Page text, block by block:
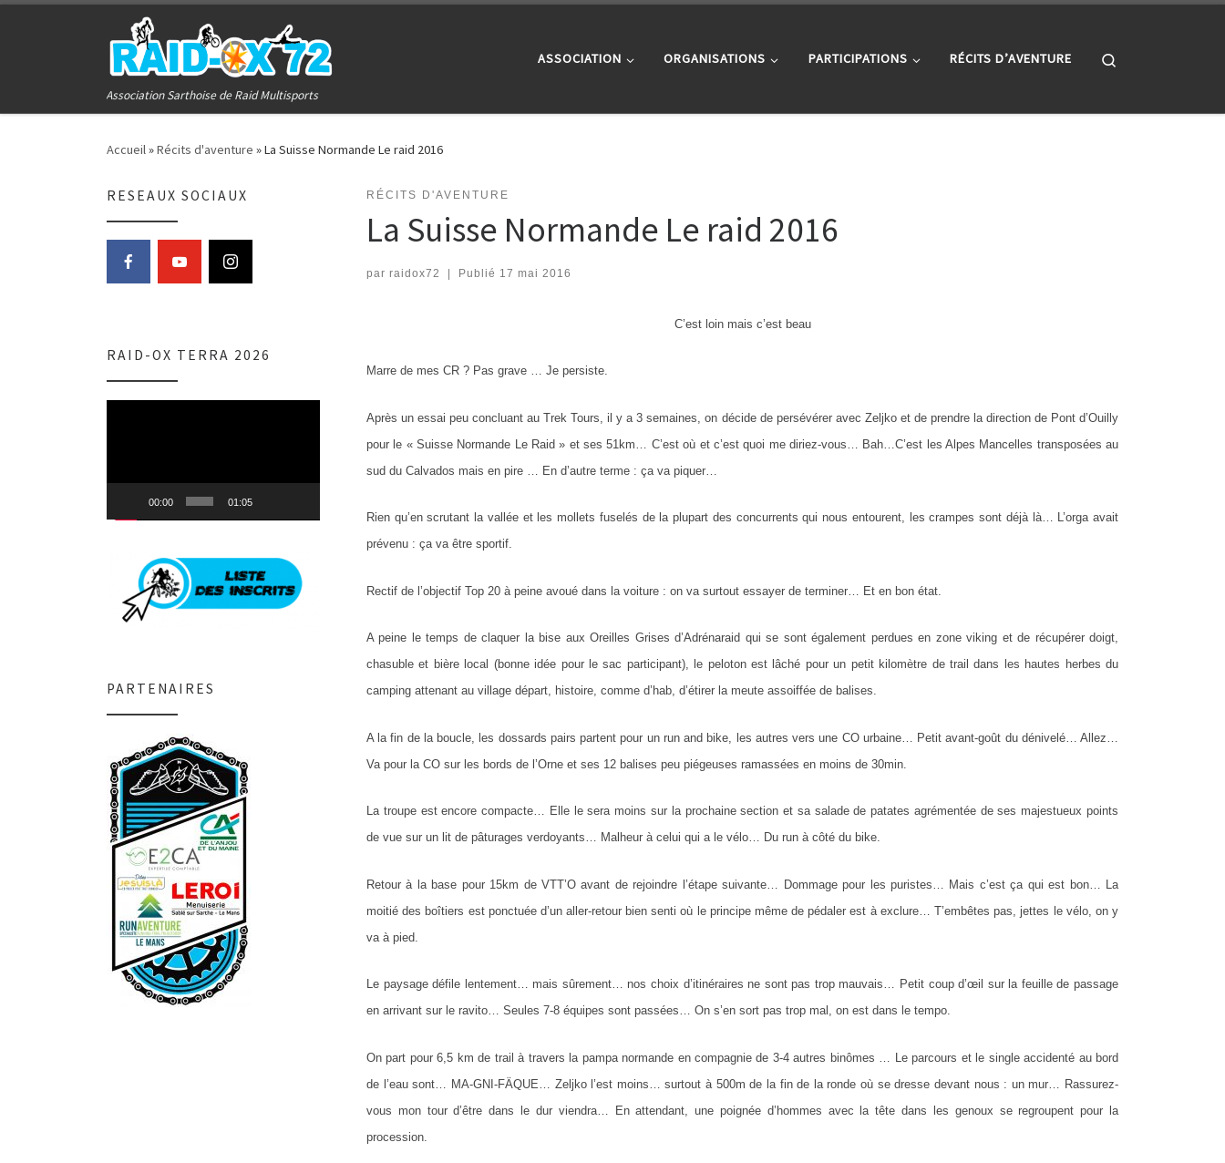
Association Sarthoise de Raid Multisports
ASSOCIATION ORGANISATIONS PARTICIPATIONS RÉCITS D’AVENTURE
Accueil»Récits d'aventure »La Suisse Normande Le raid 2016
RÉCITS D'AVENTURE
La Suisse Normande Le raid 2016
par raidox72 | Publié 17 mai 2016
C’est loin mais c’est beau
Marre de mes CR ? Pas grave … Je persiste.
Après un essai peu concluant au Trek Tours, il y a 3 semaines, on décide de persévérer avec Zeljko et de prendre la direction de Pont d’Ouilly
pour le « Suisse Normande Le Raid » et ses 51km… C’est où et c’est quoi me diriez-vous… Bah…C’est les Alpes Mancelles transposées au
sud du Calvados mais en pire … En d’autre terme : ça va piquer…
Rien qu’en scrutant la vallée et les mollets fuselés de la plupart des concurrents qui nous entourent, les crampes sont déjà là… L’orga avait
prévenu : ça va être sportif.
Rectif de l’objectif Top 20 à peine avoué dans la voiture : on va surtout essayer de terminer… Et en bon état.
A peine le temps de claquer la bise aux Oreilles Grises d’Adrénaraid qui se sont également perdues en zone viking et de récupérer doigt,
chasuble et bière local (bonne idée pour le sac participant), le peloton est lâché pour un petit kilomètre de trail dans les hautes herbes du
camping attenant au village départ, histoire, comme d’hab, d’étirer la meute assoiffée de balises.
A la fin de la boucle, les dossards pairs partent pour un run and bike, les autres vers une CO urbaine… Petit avant-goût du dénivelé… Allez…
Va pour la CO sur les bords de l’Orne et ses 12 balises peu piégeuses ramassées en moins de 30min.
La troupe est encore compacte… Elle le sera moins sur la prochaine section et sa salade de patates agrémentée de ses majestueux points
de vue sur un lit de pâturages verdoyants… Malheur à celui qui a le vélo… Du run à côté du bike.
Retour à la base pour 15km de VTT’O avant de rejoindre l’étape suivante… Dommage pour les puristes… Mais c’est ça qui est bon… La
moitié des boîtiers est ponctuée d’un aller-retour bien senti où le principe même de pédaler est à exclure… T’embêtes pas, jettes le vélo, on y
va à pied.
Le paysage défile lentement… mais sûrement… nos choix d’itinéraires ne sont pas trop mauvais… Petit coup d’œil sur la feuille de passage
en arrivant sur le ravito… Seules 7-8 équipes sont passées… On s’en sort pas trop mal, on est dans le tempo.
On part pour 6,5 km de trail à travers la pampa normande en compagnie de 3-4 autres binômes … Le parcours et le single accidenté au bord
de l’eau sont… MA-GNI-FÄQUE… Zeljko l’est moins… surtout à 500m de la fin de la ronde où se dresse devant nous : un mur… Rassurez-
vous mon tour d’être dans le dur viendra… En attendant, une poignée d’hommes avec la tête dans les genoux se regroupent pour la
procession.
RESEAUX SOCIAUX
RAID-OX TERRA 2026
00:00 01:05
PARTENAIRES